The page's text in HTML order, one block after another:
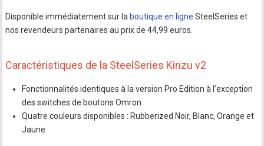
Disponible immédiatement sur la boutique en ligne SteelSeries et
nos revendeurs partenaires au prix de 44,99 euros.
Caractéristiques de la SteelSeries Kinzu v2
Fonctionnalités identiques à la version Pro Edition à l’exception
des switches de boutons Omron
Quatre couleurs disponibles : Rubberized Noir, Blanc, Orange et
Jaune